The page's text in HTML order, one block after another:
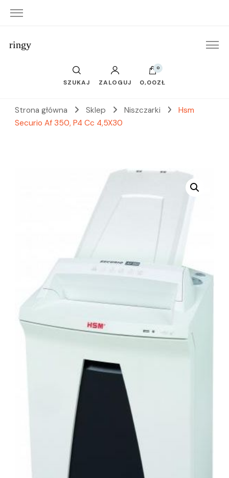
ringy
SZUKAJ ZALOGUJ
0
0,00ZŁ
Strona główna Sklep Niszczarki
Hsm
Securio Af 350, P4 Cc 4,5X30